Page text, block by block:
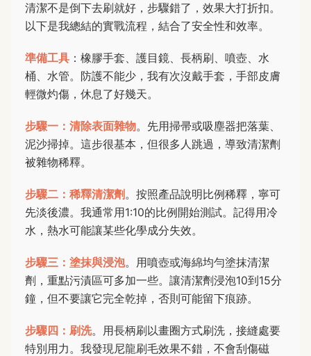
清潔不是倒下去刷就好，步驟錯了，效果大打折扣。
以下是我總結的實戰流程，結合了安全性和效率。
準備工具 ：橡膠手套、護目鏡、長柄刷、噴壺、水
桶、水管。防護不能少，我有次沒戴手套，手部皮膚
輕微灼傷，休息了好幾天。
步驟一：清除表面雜物。先用掃帚或吸塵器把落葉、
泥沙掃掉。這步很基本，但很多人跳過，導致清潔劑
被雜物稀釋。
步驟二：稀釋清潔劑 。按照產品說明比例稀釋，寧可
先淡後濃。我通常用1:10的比例開始測試。記得用冷
水，熱水可能讓某些化學成分失效。
步驟三：塗抹與浸泡。用噴壺或海綿均勻塗抹清潔
劑，重點污漬區可多加一些。讓清潔劑浸泡10到15分
鐘，但不要讓它完全乾掉，否則可能留下痕跡。
步驟四：刷洗。用長柄刷以畫圈方式刷洗，接縫處要
特別用力。我發現尼龍刷毛效果不錯，不會刮傷磁